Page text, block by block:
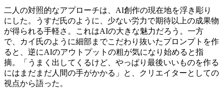
二人の対照的なアプローチは、AI創作の現在地を浮き彫り
にした。うすだ氏のように、少ない労力で期待以上の成果物
が得られる手軽さ。これはAIの大きな魅力だろう。一方
で、カイ氏のように細部までこだわり抜いたプロンプトを作
ると、逆にAIのアウトプットの粗が気になり始めると指
摘。「うまく出してくるけど、やっぱり最後いいものを作る
にはまだまだ人間の手がかかる」と、クリエイターとしての
視点から語った。